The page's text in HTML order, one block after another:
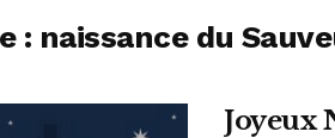
: naissance du
Joyeux